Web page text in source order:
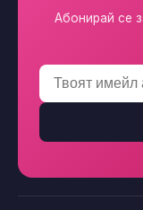
Абонирай се